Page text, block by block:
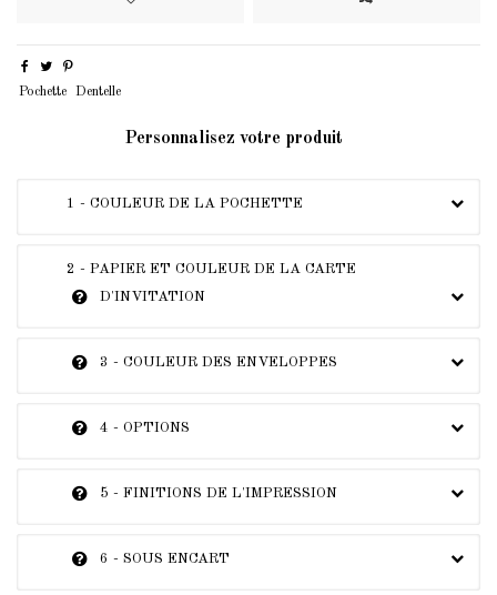
Pochette Dentelle
Personnalisez votre produit
1 - COULEUR DE LA POCHETTE
2 - PAPIER ET COULEUR DE LA CARTE
D'INVITATION
3 - COULEUR DES ENVELOPPES
4 - OPTIONS
5 - FINITIONS DE L'IMPRESSION
6 - SOUS ENCART